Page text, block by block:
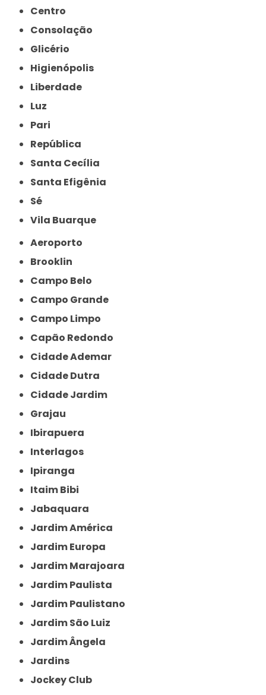
Centro
Consolação
Glicério
Higienópolis
Liberdade
Luz
Pari
República
Santa Cecília
Santa Efigênia
Sé
Vila Buarque
Aeroporto
Brooklin
Campo Belo
Campo Grande
Campo Limpo
Capão Redondo
Cidade Ademar
Cidade Dutra
Cidade Jardim
Grajau
Ibirapuera
Interlagos
Ipiranga
Itaim Bibi
Jabaquara
Jardim América
Jardim Europa
Jardim Marajoara
Jardim Paulista
Jardim Paulistano
Jardim São Luiz
Jardim Ângela
Jardins
Jockey Club